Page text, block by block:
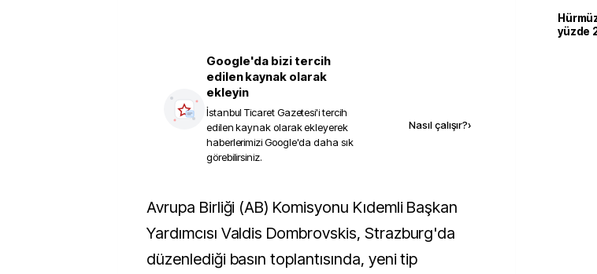
Google'da bizi tercih
edilen kaynak olarak
ekleyin
İstanbul Ticaret Gazetesi'i tercih
edilen kaynak olarak ekleyerek
haberlerimizi Google'da daha sık
görebilirsiniz.
Nasıl çalışır?›
Avrupa Birliği (AB) Komisyonu Kıdemli Başkan
Yardımcısı Valdis Dombrovskis, Strazburg'da
düzenlediği basın toplantısında, yeni tip
yüzde